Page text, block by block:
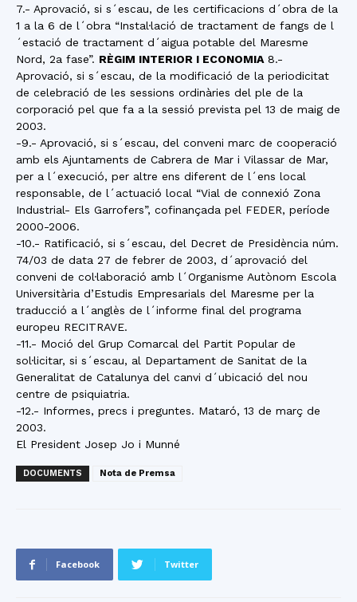
7.- Aprovació, si s´escau, de les certificacions d´obra de la
1 a la 6 de l´obra “Instal·lació de tractament de fangs de l
´estació de tractament d´aigua potable del Maresme
Nord, 2a fase”. RÈGIM INTERIOR I ECONOMIA 8.-
Aprovació, si s´escau, de la modificació de la periodicitat
de celebració de les sessions ordinàries del ple de la
corporació pel que fa a la sessió prevista pel 13 de maig de
2003.
-9.- Aprovació, si s´escau, del conveni marc de cooperació
amb els Ajuntaments de Cabrera de Mar i Vilassar de Mar,
per a l´execució, per altre ens diferent de l´ens local
responsable, de l´actuació local “Vial de connexió Zona
Industrial- Els Garrofers”, cofinançada pel FEDER, període
2000-2006.
-10.- Ratificació, si s´escau, del Decret de Presidència núm.
74/03 de data 27 de febrer de 2003, d´aprovació del
conveni de col·laboració amb l´Organisme Autònom Escola
Universitària d’Estudis Empresarials del Maresme per la
traducció a l´anglès de l´informe final del programa
europeu RECITRAVE.
-11.- Moció del Grup Comarcal del Partit Popular de
sol·licitar, si s´escau, al Departament de Sanitat de la
Generalitat de Catalunya del canvi d´ubicació del nou
centre de psiquiatria.
-12.- Informes, precs i preguntes. Mataró, 13 de març de
2003.
El President Josep Jo i Munné
DOCUMENTS Nota de Premsa
Facebook Twitter